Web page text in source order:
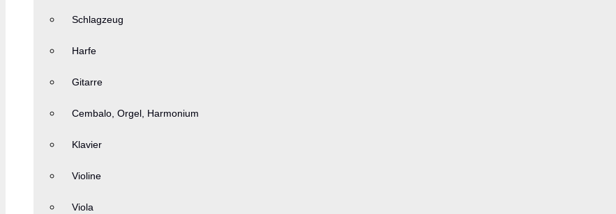
Schlagzeug
Harfe
Gitarre
Cembalo, Orgel, Harmonium
Klavier
Violine
Viola